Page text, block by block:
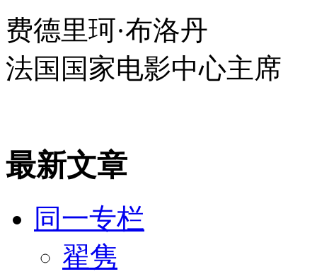
费德里珂·布洛丹
法国国家电影中心主席
最新文章
同一专栏
翟隽